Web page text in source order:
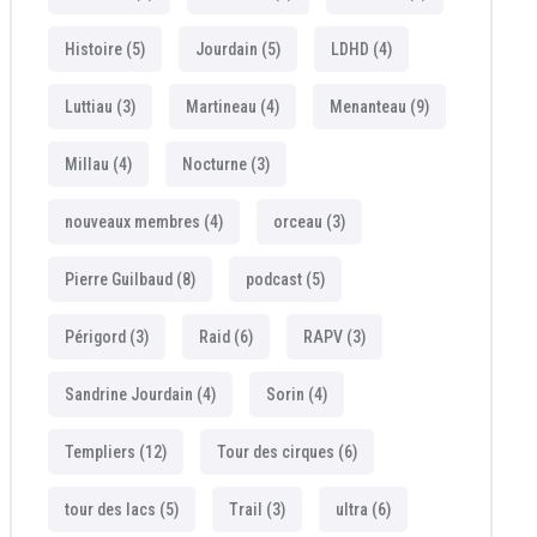
Histoire(5) Jourdain (5) LDHD (4)
Luttiau (3) Martineau (4) Menanteau (9)
Millau (4) Nocturne(3)
nouveaux membres (4) orceau (3)
Pierre Guilbaud (8) podcast(5)
Périgord (3) Raid (6) RAPV(3)
Sandrine Jourdain (4) Sorin (4)
Templiers (12) Tour des cirques (6)
tour des lacs (5) Trail (3) ultra (6)